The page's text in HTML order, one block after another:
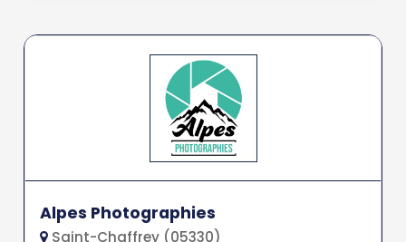
Alpes Photographies
Saint-Chaffrey (05330)